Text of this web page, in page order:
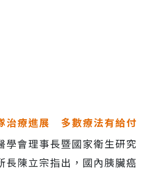
治療進展 多數療法有給付
學會理事長暨國家衛生研究
長陳立宗指出，國內胰臟癌